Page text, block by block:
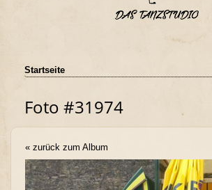
Startseite
Foto #31974
« zurück zum Album